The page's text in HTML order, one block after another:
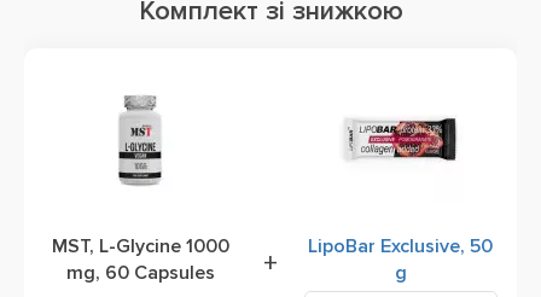
Комплект зі знижкою
MST, L-Glycine 1000
mg, 60 Capsules
+
LipoBar Exclusive, 50
g